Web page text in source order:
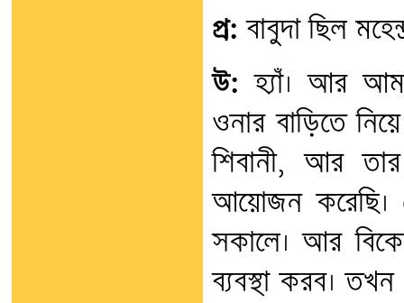
প্র: বাবুদা ছিল
উ: হ্যাঁ। আর
ওনার বাড়িতে
শিবানী, আর
আয়োজন করেছি।
সকালে। আর
ব্যবস্থা করব। তখন